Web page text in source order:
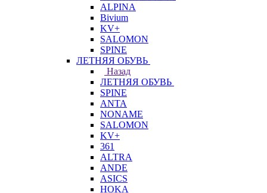
ALPINA
Bivium
KV+
SALOMON
SPINE
ЛЕТНЯЯ ОБУВЬ
Назад
ЛЕТНЯЯ ОБУВЬ
SPINE
ANTA
NONAME
SALOMON
KV+
361
ALTRA
ANDE
ASICS
HOKA